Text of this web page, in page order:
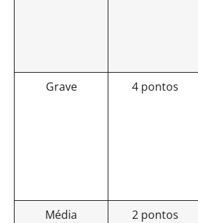
Grave
4 pontos
Média
2 pontos